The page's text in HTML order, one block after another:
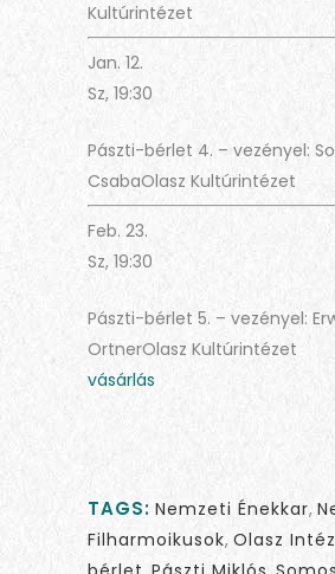
Kultúrintézet
Jan. 12.
Sz, 19:30
Pászti-bérlet 4. – vezényel:
CsabaOlasz Kultúrintézet
Feb. 23.
Sz, 19:30
Pászti-bérlet 5. – vezényel:
OrtnerOlasz Kultúrintézet
vásárlás
TAGS: Nemzeti Énekkar,
Filharmoikusok, Olasz